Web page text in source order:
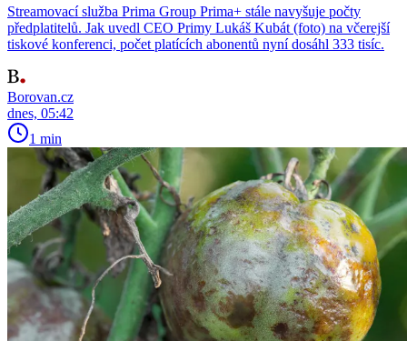
Streamovací služba Prima Group Prima+ stále navyšuje počty
předplatitelů. Jak uvedl CEO Primy Lukáš Kubát (foto) na včerejší
tiskové konferenci, počet platících abonentů nyní dosáhl 333 tisíc.
Borovan.cz
dnes, 05:42
1 min